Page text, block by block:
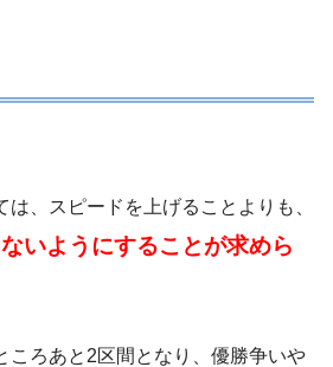
は、スピードを上げることよりも、
いようにすることが求めら
ころあと2区間となり、優勝争いや